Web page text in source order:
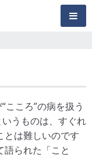
こころ”の病を扱う
うものは、すぐれ
とは難しいのです
られた「こと